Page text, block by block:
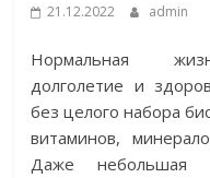
21.12.2022 admin
Нормальная
долголетие и
без целого набора
витаминов,
Даже небольшая